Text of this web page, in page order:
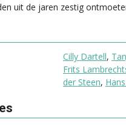
uit de jaren zestig
Cilly Dartell,
Frits
der Steen,